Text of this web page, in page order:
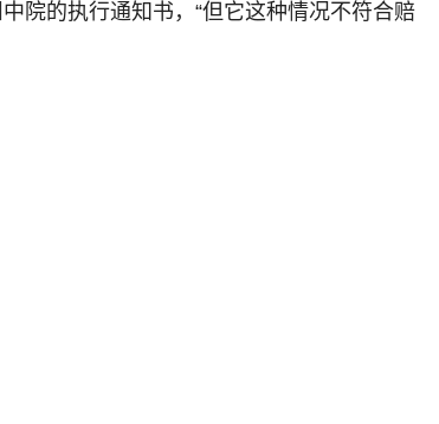
院的执行通知书，“但它这种情况不符合赔